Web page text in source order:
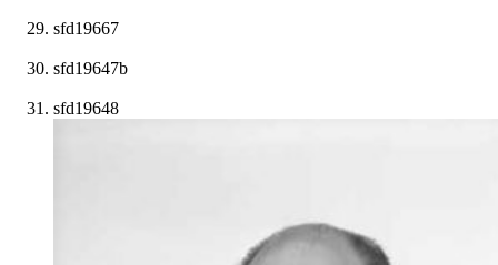
sfd19667
sfd19647b
sfd19648